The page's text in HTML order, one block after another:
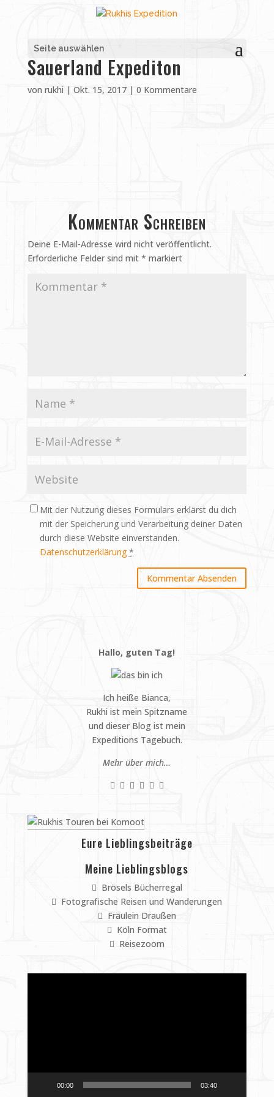
Seite auswählen
Sauerland Expediton
von rukhi| Okt. 15, 2017| 0 Kommentare
Kommentar Schreiben
Deine E-Mail-Adresse wird nicht veröffentlicht.
Erforderliche Felder sind mit * markiert
Mit der Nutzung dieses Formulars erklärst du dich
mit der Speicherung und Verarbeitung deiner Daten
durch diese Website einverstanden.
Datenschutzerklärung *
Hallo, guten Tag!
Ich heiße Bianca,
Rukhi ist mein Spitzname
und dieser Blog ist mein
Expeditions Tagebuch.
Mehr über mich…
Eure Lieblingsbeiträge
Meine Lieblingsblogs
Brösels Bücherregal
Fotografische Reisen und Wanderungen
Fräulein Draußen
Köln Format
Reisezoom
00:00 03:40